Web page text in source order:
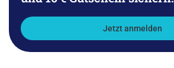
Jetzt anmelden